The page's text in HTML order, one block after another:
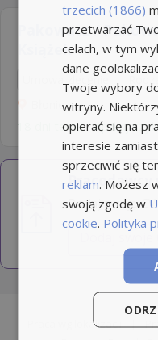
Pakowacz /
Książek
Umowa zlecenie
Błonie
18 dni temu -Aplikuj
Pracodawcy
Dodaj swoje CV
Praca wg lokalizacji |
trzecich (1866)
przetwarzać
celach, w tym
dane
Twoje wybory
witryny.
opierać się na
interesie
sprzeciwić się
reklam. Możesz
swoją zgodę w
cookie. Polityka